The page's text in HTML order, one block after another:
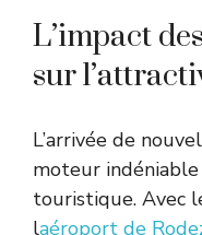
L’impact
sur
L’arrivée de
moteur
touristique. Avec
laéroport de